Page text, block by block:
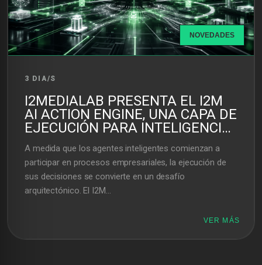
NOVEDADES
3 DIA/S
I2MEDIALAB PRESENTA EL I2M
AI ACTION ENGINE, UNA CAPA DE
EJECUCIÓN PARA INTELIGENCIA
ARTIFICIAL ENTERPRISE
A medida que los agentes inteligentes comienzan a
participar en procesos empresariales, la ejecución de
sus decisiones se convierte en un desafío
arquitectónico. El I2M...
VER MÁS